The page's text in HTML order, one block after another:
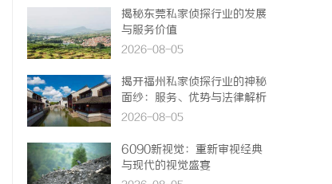
揭秘东莞私家侦探行业的发展
与服务价值
2026-08-05
揭开福州私家侦探行业的神秘
面纱：服务、优势与法律解析
2026-08-05
6090新视觉：重新审视经典
与现代的视觉盛宴